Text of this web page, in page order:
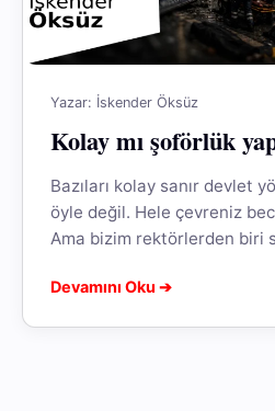
Yazar: İskender Öksüz
Kolay mı şoförlük
Bazıları kolay sanır devlet
öyle değil. Hele çevreniz
Ama bizim rektörlerden biri
Devamını Oku ➔